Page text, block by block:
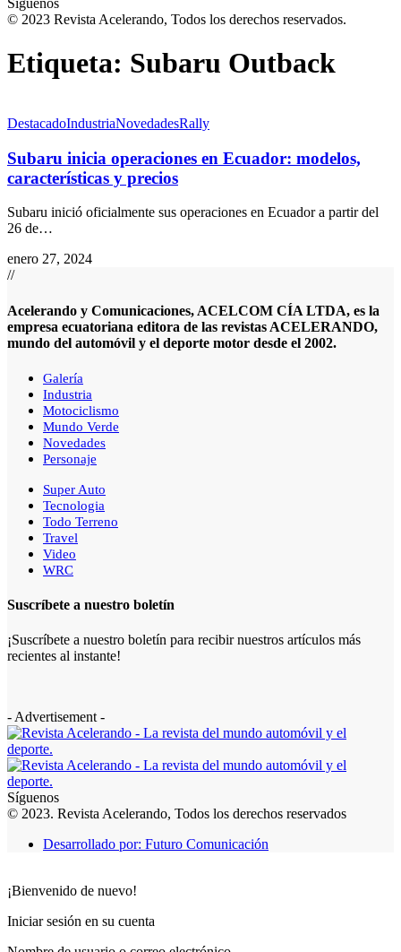
Síguenos
© 2023 Revista Acelerando, Todos los derechos reservados.
Etiqueta: Subaru Outback
DestacadoIndustriaNovedadesRally
Subaru inicia operaciones en Ecuador: modelos,
características y precios
Subaru inició oficialmente sus operaciones en Ecuador a partir del
26 de…
enero 27, 2024
//
Acelerando y Comunicaciones, ACELCOM CÍA LTDA, es la
empresa ecuatoriana editora de las revistas ACELERANDO,
mundo del automóvil y el deporte motor desde el 2002.
Galería
Industria
Motociclismo
Mundo Verde
Novedades
Personaje
Super Auto
Tecnologia
Todo Terreno
Travel
Video
WRC
Suscríbete a nuestro boletín
¡Suscríbete a nuestro boletín para recibir nuestros artículos más
recientes al instante!
- Advertisement -
Síguenos
© 2023. Revista Acelerando, Todos los derechos reservados
Desarrollado por: Futuro Comunicación
¡Bienvenido de nuevo!
Iniciar sesión en su cuenta